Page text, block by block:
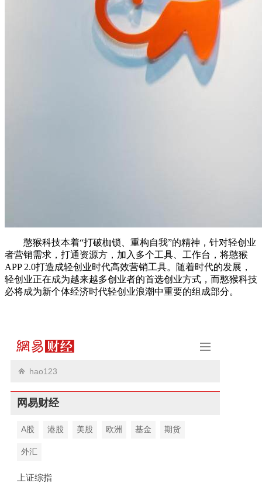
憨猴科技本着“打破枷锁、重构自我”的精神，针对轻创业
者营销需求，打通资源方，加入多个工具、工作台，将憨猴
APP 2.0打造成轻创业时代高效营销工具。随着时代的发展，
轻创业正在成为越来越多创业者的首选创业方式，而憨猴科技
必将成为新个体经济时代轻创业浪潮中重要的组成部分。